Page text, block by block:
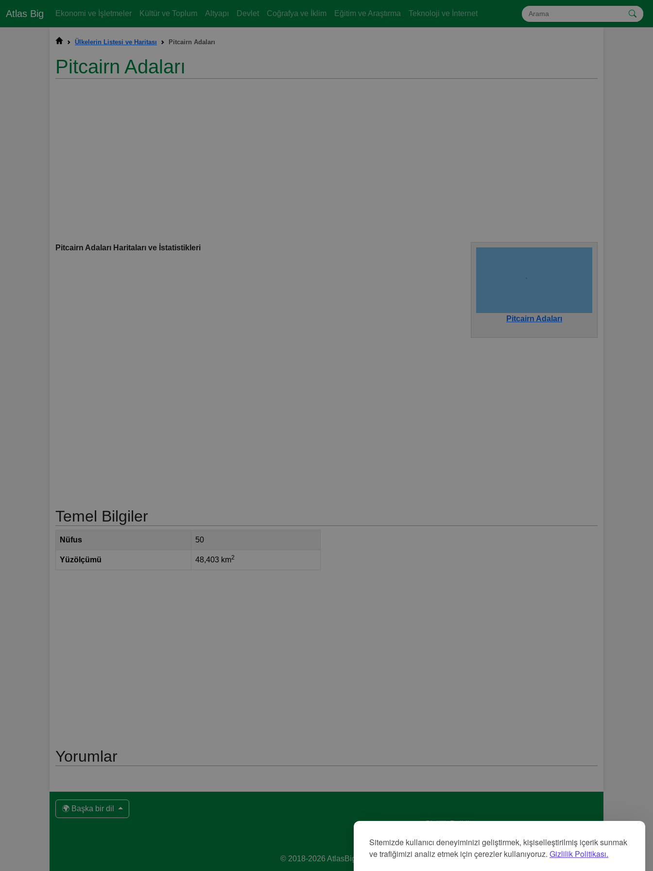
Sitemizde kullanıcı deneyiminizi geliştirmek, kişiselleştirilmiş içerik sunmak
ve trafiğimizi analiz etmek için çerezler kullanıyoruz. Gizlilik Politikası.
Atlas Big Ekonomi ve İşletmeler Kültür ve Toplum Altyapı Devlet Coğrafya ve İklim Eğitim ve Araştırma Teknoloji ve İnternet
Ülkelerin Listesi ve Haritası Pitcairn Adaları
Pitcairn Adaları
Pitcairn Adaları Haritaları ve İstatistikleri
Pitcairn Adaları
Temel Bilgiler
Nüfus 50
Yüzölçümü 48,403 km2
Yorumlar
🌍 Başka bir dil
Gizlilik Politikası
Künye
© 2018-2026 AtlasBig.com